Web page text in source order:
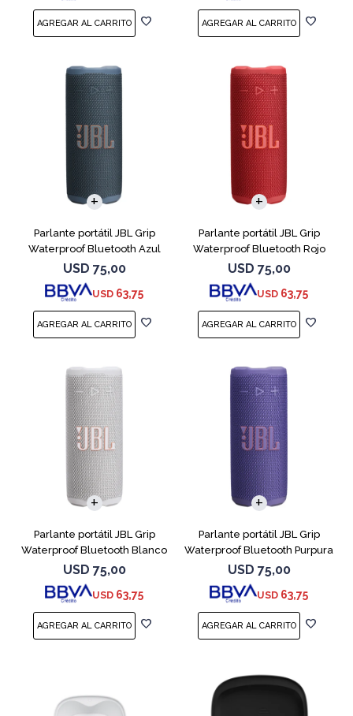
Parlante portátil JBL Grip
Waterproof Bluetooth Azul
USD 75,00
USD 63,75
Parlante portátil JBL Grip
Waterproof Bluetooth Rojo
USD 75,00
USD 63,75
Parlante portátil JBL Grip
Waterproof Bluetooth Blanco
USD 75,00
USD 63,75
Parlante portátil JBL Grip
Waterproof Bluetooth Purpura
USD 75,00
USD 63,75